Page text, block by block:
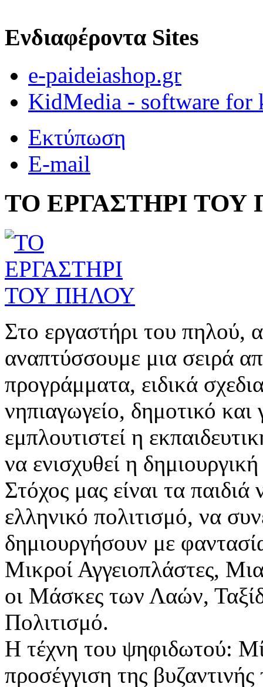
Ενδιαφέροντα Sites
e-paideiashop.gr
KidMedia - software for
Εκτύπωση
E-mail
ΤΟ ΕΡΓΑΣΤΗΡΙ ΤΟΥ
Στο εργαστήρι του πηλού,
αναπτύσσουμε μια σειρά
προγράμματα, ειδικά
νηπιαγωγείο, δημοτικό
εμπλουτιστεί η
να ενισχυθεί η
Στόχος μας είναι τα
ελληνικό πολιτισμό, να
δημιουργήσουν με
Μικροί Αγγειοπλάστες,
οι Μάσκες των Λαών,
Πολιτισμό.
Η τέχνη του ψηφιδωτού:
προσέγγιση της βυζαντινής